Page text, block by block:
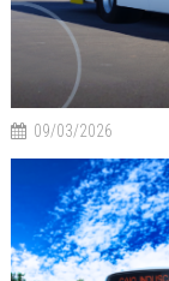
09/03/2026